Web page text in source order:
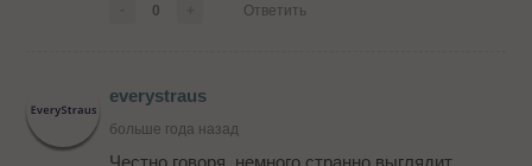
0 Ответить
everystraus
больше года назад
Честно говоря, немного странно выглядит